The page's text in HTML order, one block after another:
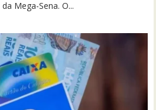
Mega-Sena. O...